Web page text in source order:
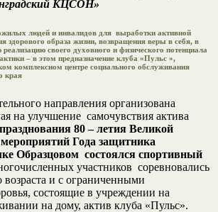
КЦСОН»
людей и инвалидов для выработки активной
здорового образа жизни, возвращения веры в себя, в
своего духовного и физического потенциала
– в этом предназначение клуба «Пульс »,
комплексном центре социального обслуживания
края
направления организована
на улучшение самочувствия актива
80 – летия Великой
Года защитника
Образцовом состоялся спортивный
участников соревновались
и с ограниченными
состоящие в учреждении на
на дому, актив клуба «Пульс».